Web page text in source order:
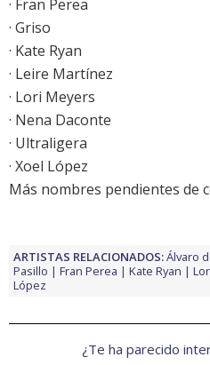
· Fran Perea
· Griso
· Kate Ryan
· Leire Martínez
· Lori Meyers
· Nena Daconte
· Ultraligera
· Xoel López
Más nombres pendientes de
ARTISTAS RELACIONADOS:Álvaro
Pasillo
Fran Perea Kate Ryan
López
¿Te ha parecido